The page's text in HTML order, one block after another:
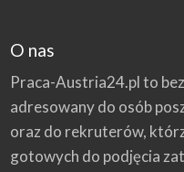
O nas
Praca-Austria24.pl to
adresowany do osób
oraz do rekruterów,
gotowych do podjęcia